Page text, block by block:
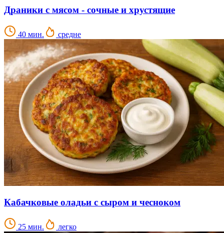
Драники с мясом - сочные и хрустящие
40 мин. средне
Кабачковые оладьи с сыром и чесноком
25 мин. легко